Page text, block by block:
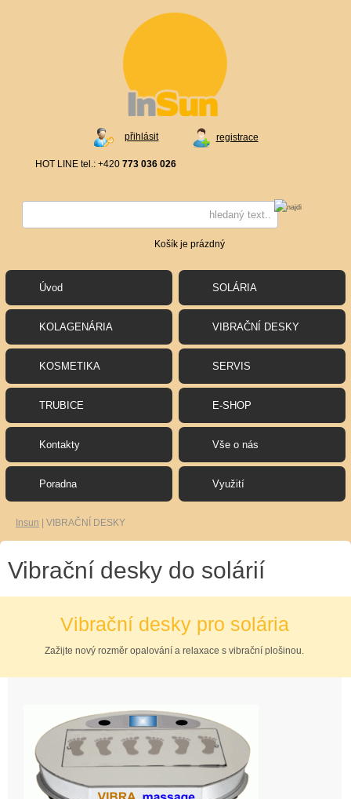
registrace
přihlásit
HOT LINE tel.: +420 773 036 026
Košík je prázdný
Úvod SOLÁRIA
KOLAGENÁRIA VIBRAČNÍ DESKY
KOSMETIKA SERVIS
TRUBICE E-SHOP
Kontakty Vše o nás
Poradna Využití
Insun VIBRAČNÍ DESKY
Vibrační desky do solárií
Vibrační desky pro solária
Zažijte nový rozměr opalování a relaxace s vibrační plošinou.